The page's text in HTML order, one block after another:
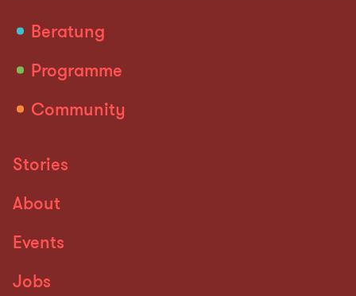
Beratung
Programme
Community
Stories
About
Events
Jobs